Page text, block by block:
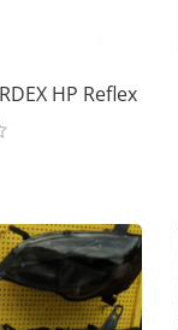
HP Reflex